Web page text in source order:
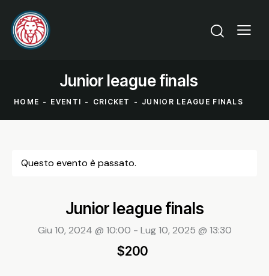
Junior league finals
HOME EVENTI CRICKET JUNIOR LEAGUE FINALS
Questo evento è passato.
Junior league finals
Giu 10, 2024 @ 10:00 - Lug 10, 2025 @ 13:30
$200